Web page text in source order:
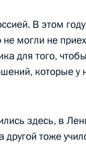
второго
В этом
могли не
для того,
которые у
здесь, в
другой тоже